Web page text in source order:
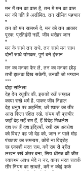
*
मन में तन का वास है, तन में मन का वास
मन की गति है असीमित, तन सीमित पहचान
*
तन को मन सामर्थ्य दे, मन को तन आकार
पूरक; प्रतिद्वंदी नहीं, जीव धरोहर जान
*
मन के साधे तन सधे, तन साधे मन साध
दोनों साधे योगकर, पूर्ण बने इंसान
*
मन का मनका फेर ले, तन का मनका छोड़
तभी झलक दिख सकेगी, उनकी जो भगवान
***
दोहा सलिला
देह देन रघुवीर की, इसको रखें सम्हाल
काया राखे धर्म है, पाकर जीव निहाल
देह धनुष पर अहर्निश, धरें श्वास का तीर
आस किला रक्षित रखे, संयम की प्राचीर
जहाँ देह तहँ राम हैं, हैं विदेह मिथलेश
दश रथ हैं दश इंद्रियाँ, रथी राम अवधेश
को विद? वह जो देह को, जान न पाले मोह
पंचतत्व का समन्वय, कोरो ना विद्रोह
रह एकाकी भरत सम, करें राम से प्रीत
लखन रखें अंतर बना, सिय धीरज की जीत
स्वास्थ्य अवध भेदे न नर, वानर भरत सतर्क
तीर नियम का साधते, करें न कोई फर्क